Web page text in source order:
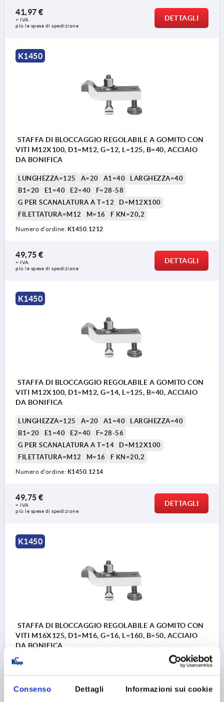
Consenso Dettagli Informazioni sui cookie
41,97 €
+ IVA
più le spese di spedizione
DETTAGLI
K1450
STAFFA DI BLOCCAGGIO REGOLABILE A GOMITO CON
VITI M12X100, D1=M12, G=12, L=125, B=40, ACCIAIO
DA BONIFICA
LUNGHEZZA=125 A=20 A1=40
LARGHEZZA=40
B1=20
E1=40 E2=40
F=28-58
G PER SCANALATURA A T=12
D=M12X100
FILETTATURA=M12
M=16 F KN=20,2
Numero d’ordine: K1450.1212
49,75 €
+ IVA
più le spese di spedizione
DETTAGLI
K1450
STAFFA DI BLOCCAGGIO REGOLABILE A GOMITO CON
VITI M12X100, D1=M12, G=14, L=125, B=40, ACCIAIO
DA BONIFICA
LUNGHEZZA=125 A=20 A1=40
LARGHEZZA=40
B1=20
E1=40 E2=40
F=28-56
G PER SCANALATURA A T=14
D=M12X100
FILETTATURA=M12
M=16 F KN=20,2
Numero d’ordine: K1450.1214
49,75 €
+ IVA
più le spese di spedizione
DETTAGLI
K1450
STAFFA DI BLOCCAGGIO REGOLABILE A GOMITO CON
VITI M16X125, D1=M16, G=16, L=160, B=50, ACCIAIO
DA BONIFICA
LUNGHEZZA=160
LARGHEZZA=50
G PER SCANALATURA A T=16
D=M16X125